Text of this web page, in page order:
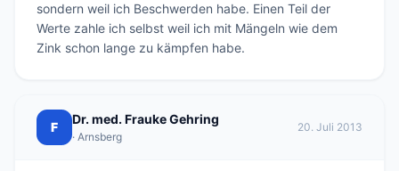
sondern weil ich Beschwerden habe. Einen Teil der
Werte zahle ich selbst weil ich mit Mängeln wie dem
Zink schon lange zu kämpfen habe.
F
Dr. med. Frauke Gehring
· Arnsberg
20. Juli 2013